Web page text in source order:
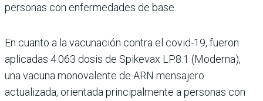
personas con enfermedades de base.
En cuanto a la vacunación contra el covid-19, fueron
aplicadas 4.063 dosis de Spikevax LP.8.1 (Moderna),
una vacuna monovalente de ARN mensajero
actualizada, orientada principalmente a personas con